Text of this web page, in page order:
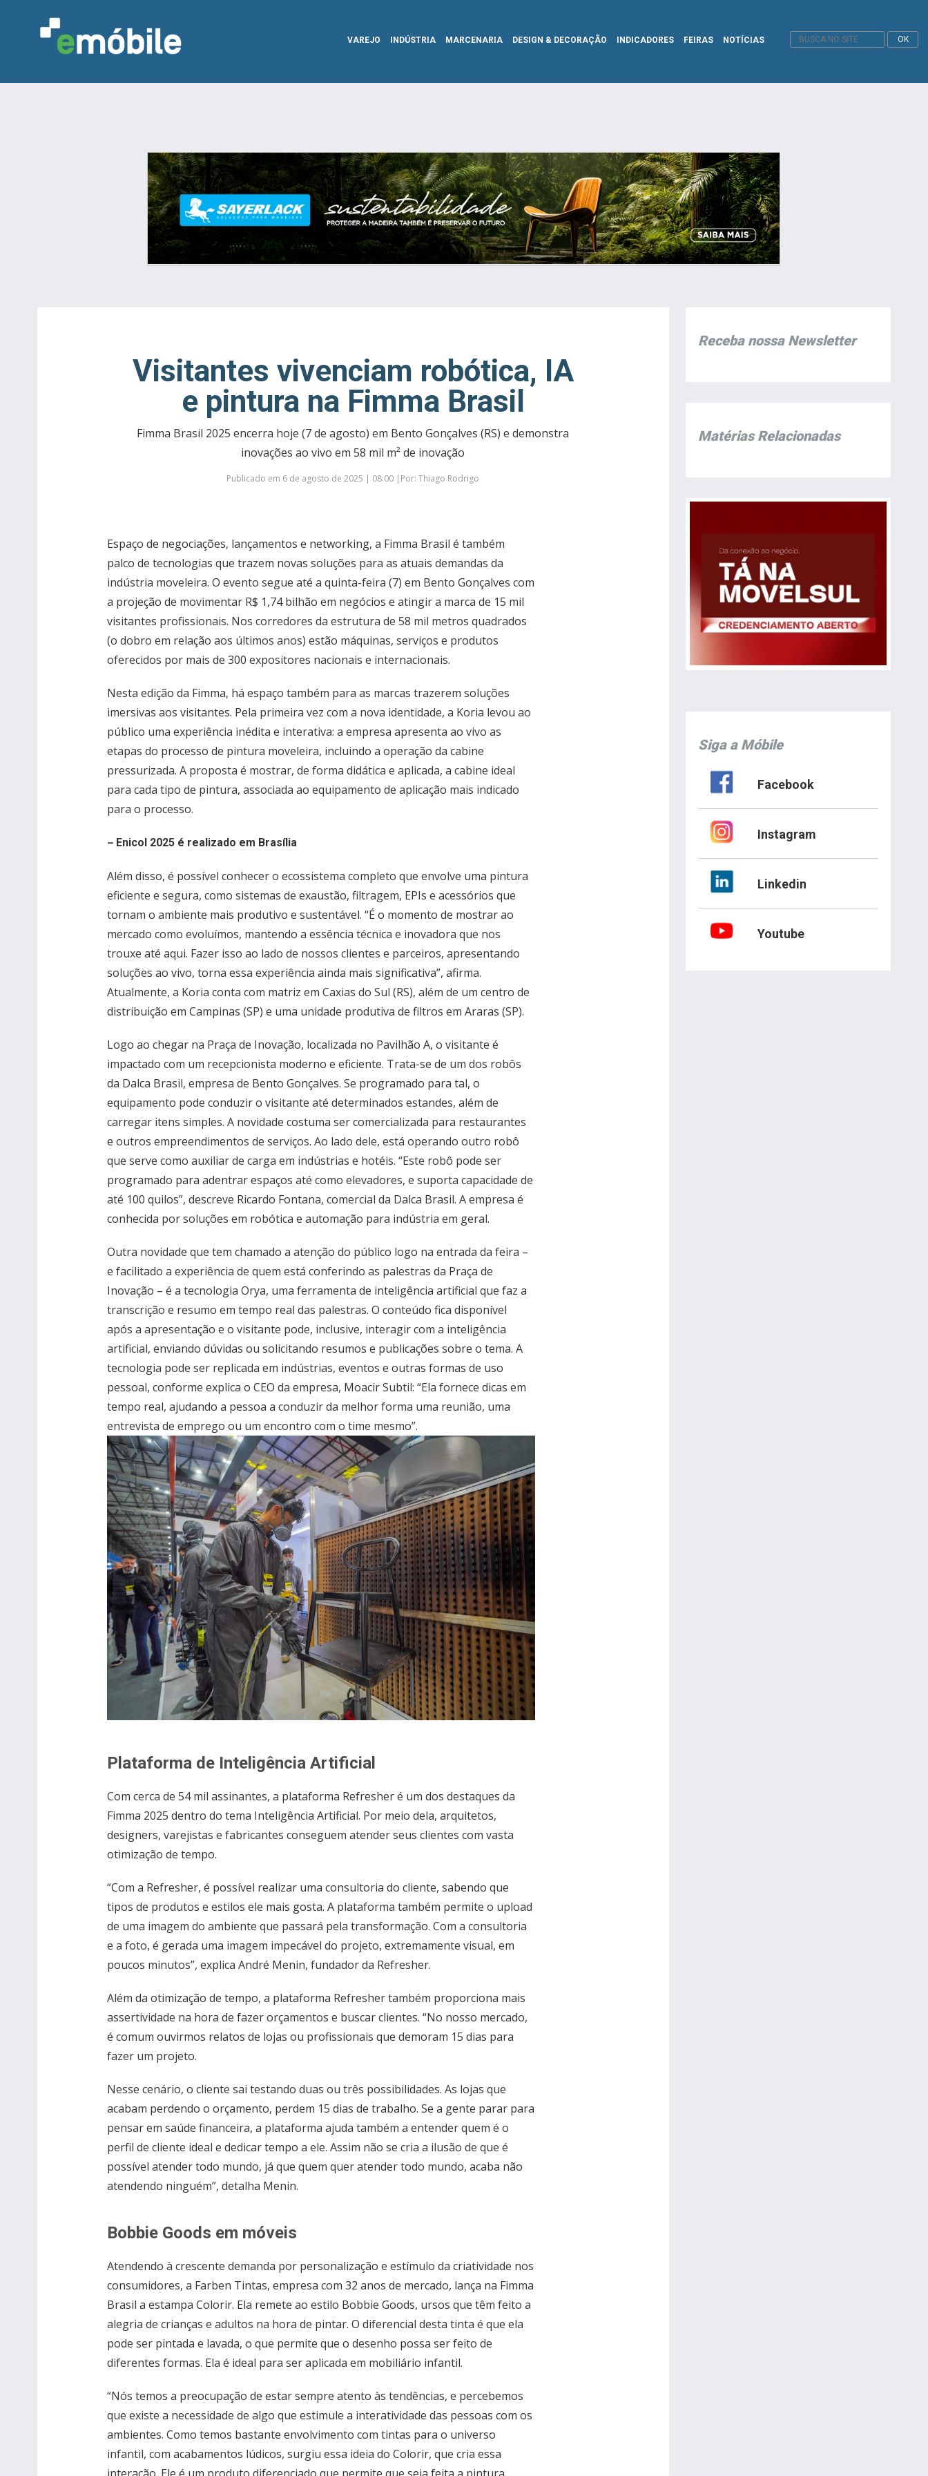
VAREJO INDÚSTRIA MARCENARIA DESIGN & DECORAÇÃO INDICADORES FEIRAS NOTÍCIAS
Visitantes vivenciam robótica, IA
e pintura na Fimma Brasil
Fimma Brasil 2025 encerra hoje (7 de agosto) em Bento Gonçalves (RS) e demonstra
inovações ao vivo em 58 mil m² de inovação
Publicado em 6 de agosto de 2025 | 08:00 |Por: Thiago Rodrigo
Espaço de negociações, lançamentos e networking, a Fimma Brasil é também
palco de tecnologias que trazem novas soluções para as atuais demandas da
indústria moveleira. O evento segue até a quinta-feira (7) em Bento Gonçalves com
a projeção de movimentar R$ 1,74 bilhão em negócios e atingir a marca de 15 mil
visitantes profissionais. Nos corredores da estrutura de 58 mil metros quadrados
(o dobro em relação aos últimos anos) estão máquinas, serviços e produtos
oferecidos por mais de 300 expositores nacionais e internacionais.
Nesta edição da Fimma, há espaço também para as marcas trazerem soluções
imersivas aos visitantes. Pela primeira vez com a nova identidade, a Koria levou ao
público uma experiência inédita e interativa: a empresa apresenta ao vivo as
etapas do processo de pintura moveleira, incluindo a operação da cabine
pressurizada. A proposta é mostrar, de forma didática e aplicada, a cabine ideal
para cada tipo de pintura, associada ao equipamento de aplicação mais indicado
para o processo.
– Enicol 2025 é realizado em Brasília
Além disso, é possível conhecer o ecossistema completo que envolve uma pintura
eficiente e segura, como sistemas de exaustão, filtragem, EPIs e acessórios que
tornam o ambiente mais produtivo e sustentável. “É o momento de mostrar ao
mercado como evoluímos, mantendo a essência técnica e inovadora que nos
trouxe até aqui. Fazer isso ao lado de nossos clientes e parceiros, apresentando
soluções ao vivo, torna essa experiência ainda mais significativa”, afirma.
Atualmente, a Koria conta com matriz em Caxias do Sul (RS), além de um centro de
distribuição em Campinas (SP) e uma unidade produtiva de filtros em Araras (SP).
Logo ao chegar na Praça de Inovação, localizada no Pavilhão A, o visitante é
impactado com um recepcionista moderno e eficiente. Trata-se de um dos robôs
da Dalca Brasil, empresa de Bento Gonçalves. Se programado para tal, o
equipamento pode conduzir o visitante até determinados estandes, além de
carregar itens simples. A novidade costuma ser comercializada para restaurantes
e outros empreendimentos de serviços. Ao lado dele, está operando outro robô
que serve como auxiliar de carga em indústrias e hotéis. “Este robô pode ser
programado para adentrar espaços até como elevadores, e suporta capacidade de
até 100 quilos”, descreve Ricardo Fontana, comercial da Dalca Brasil. A empresa é
conhecida por soluções em robótica e automação para indústria em geral.
Outra novidade que tem chamado a atenção do público logo na entrada da feira –
e facilitado a experiência de quem está conferindo as palestras da Praça de
Inovação – é a tecnologia Orya, uma ferramenta de inteligência artificial que faz a
transcrição e resumo em tempo real das palestras. O conteúdo fica disponível
após a apresentação e o visitante pode, inclusive, interagir com a inteligência
artificial, enviando dúvidas ou solicitando resumos e publicações sobre o tema. A
tecnologia pode ser replicada em indústrias, eventos e outras formas de uso
pessoal, conforme explica o CEO da empresa, Moacir Subtil: “Ela fornece dicas em
tempo real, ajudando a pessoa a conduzir da melhor forma uma reunião, uma
entrevista de emprego ou um encontro com o time mesmo”.
Plataforma de Inteligência Artificial
Com cerca de 54 mil assinantes, a plataforma Refresher é um dos destaques da
Fimma 2025 dentro do tema Inteligência Artificial. Por meio dela, arquitetos,
designers, varejistas e fabricantes conseguem atender seus clientes com vasta
otimização de tempo.
“Com a Refresher, é possível realizar uma consultoria do cliente, sabendo que
tipos de produtos e estilos ele mais gosta. A plataforma também permite o upload
de uma imagem do ambiente que passará pela transformação. Com a consultoria
e a foto, é gerada uma imagem impecável do projeto, extremamente visual, em
poucos minutos”, explica André Menin, fundador da Refresher.
Além da otimização de tempo, a plataforma Refresher também proporciona mais
assertividade na hora de fazer orçamentos e buscar clientes. “No nosso mercado,
é comum ouvirmos relatos de lojas ou profissionais que demoram 15 dias para
fazer um projeto.
Nesse cenário, o cliente sai testando duas ou três possibilidades. As lojas que
acabam perdendo o orçamento, perdem 15 dias de trabalho. Se a gente parar para
pensar em saúde financeira, a plataforma ajuda também a entender quem é o
perfil de cliente ideal e dedicar tempo a ele. Assim não se cria a ilusão de que é
possível atender todo mundo, já que quem quer atender todo mundo, acaba não
atendendo ninguém”, detalha Menin.
Bobbie Goods em móveis
Atendendo à crescente demanda por personalização e estímulo da criatividade nos
consumidores, a Farben Tintas, empresa com 32 anos de mercado, lança na Fimma
Brasil a estampa Colorir. Ela remete ao estilo Bobbie Goods, ursos que têm feito a
alegria de crianças e adultos na hora de pintar. O diferencial desta tinta é que ela
pode ser pintada e lavada, o que permite que o desenho possa ser feito de
diferentes formas. Ela é ideal para ser aplicada em mobiliário infantil.
“Nós temos a preocupação de estar sempre atento às tendências, e percebemos
que existe a necessidade de algo que estimule a interatividade das pessoas com os
ambientes. Como temos bastante envolvimento com tintas para o universo
infantil, com acabamentos lúdicos, surgiu essa ideia do Colorir, que cria essa
Receba nossa Newsletter
Matérias Relacionadas
Siga a Móbile
Facebook
Instagram
Linkedin
Youtube